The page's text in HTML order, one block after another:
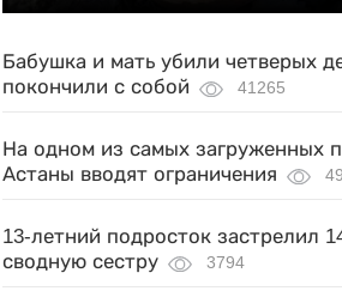
Бабушка и мать убили четверых
покончили с собой
41265
На одном из самых загруженных
Астаны вводят ограничения
13-летний подросток застрелил
сводную сестру
3794